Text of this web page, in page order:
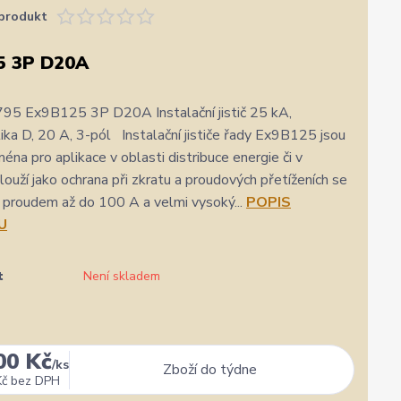
★★★★★
zatím se mi zdá z několika dalších jako jeden z
Výborná komunikace,
hlavně rychlé dodání. 👍👌
3P D20A
Ex9B125 3P D20A Instalační jistič 25 kA,
D, 20 A, 3-pól Instalační jističe řady Ex9B125 jsou
pro aplikace v oblasti distribuce energie či v
jako ochrana při zkratu a proudových přetíženích se
až do 100 A a velmi vysoký... POPIS
Není skladem
Kč/ks
bez DPH
Zboží do týdne